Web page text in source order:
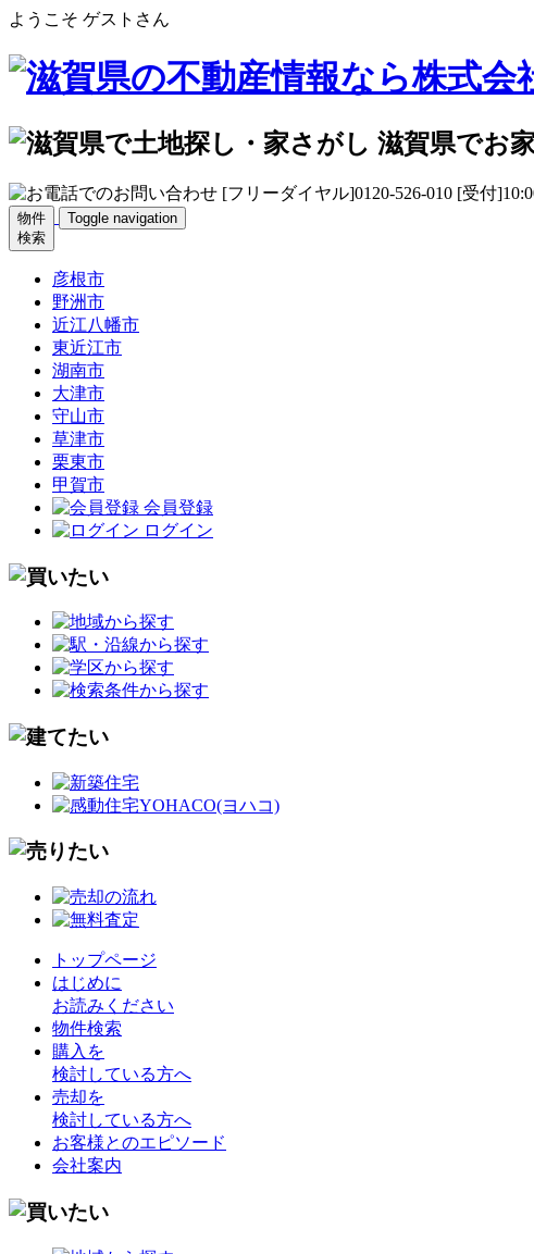
ようこそ ゲストさん
物件
検索
Toggle navigation
彦根市
野洲市
近江八幡市
東近江市
湖南市
大津市
守山市
草津市
栗東市
甲賀市
会員登録
ログイン
トップページ
はじめに
お読みください
物件検索
購入を
検討している方へ
売却を
検討している方へ
お客様とのエピソード
会社案内